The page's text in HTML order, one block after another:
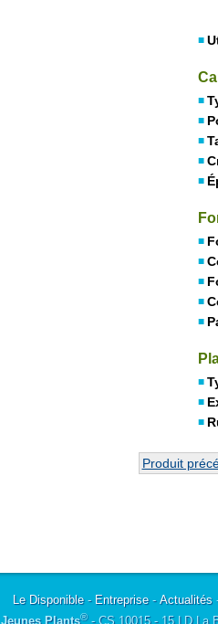
Produit
Le Disponible- Entreprise- Actualités
Plants®- CS 10015 - 15 LD La